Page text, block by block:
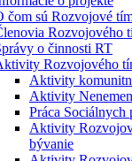
čom sú Rozvojové
Rozvojového
o činnosti RT
Rozvojového
Aktivity
Aktivity
Práca Sociálnych
Aktivity
bývanie